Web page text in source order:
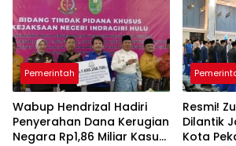
Pemerintah
Wabup Hendrizal Hadiri
Penyerahan Dana Kerugian
Negara Rp1,86 Miliar Kasus
Resmi!
Dilantik
Kota